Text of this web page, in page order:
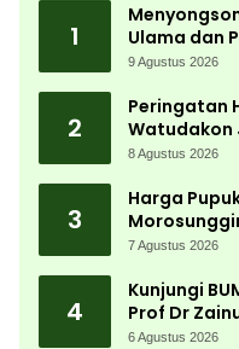
1
Ulama dan
Depan
9 Agustus 2026
2
Peringatan
Watudakon
Tumpek
8 Agustus 2026
3
Harga
Lewat
7 Agustus 2026
4
Kunjungi
Prof Dr
6 Agustus 2026